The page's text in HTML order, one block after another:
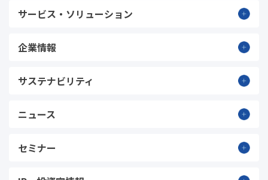
サービス・ソリューション
企業情報
サステナビリティ
ニュース
セミナー